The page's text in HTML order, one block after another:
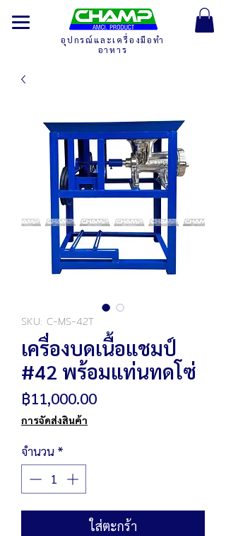
อุปกรณ์และเครื่องมือทำ
อาหาร
SKU: C-MS-42T
เครื่องบดเนื้อแชมป์
#42 พร้อมแท่นทดโซ่
฿11,000.00ราคา
การจัดส่งสินค้า
จำนวน *
ใส่ตะกร้า